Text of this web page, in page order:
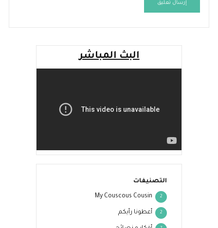
البث المباشر
التصنيفات
My Couscous Cousin 2
أعطونا رأيكم 2